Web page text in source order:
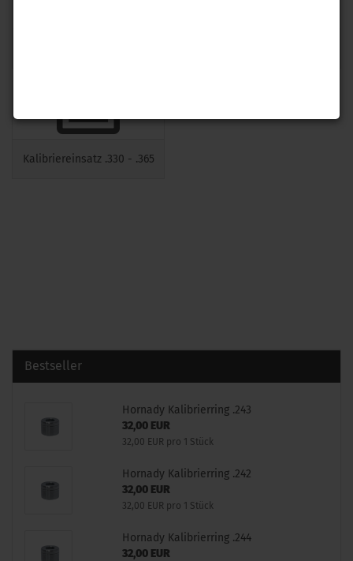
Kalibriereinsatz .330 - .365
Bestseller
Hornady Kalibrierring .243
32,00 EUR
32,00 EUR pro 1 Stück
Hornady Kalibrierring .242
32,00 EUR
32,00 EUR pro 1 Stück
Hornady Kalibrierring .244
32,00 EUR